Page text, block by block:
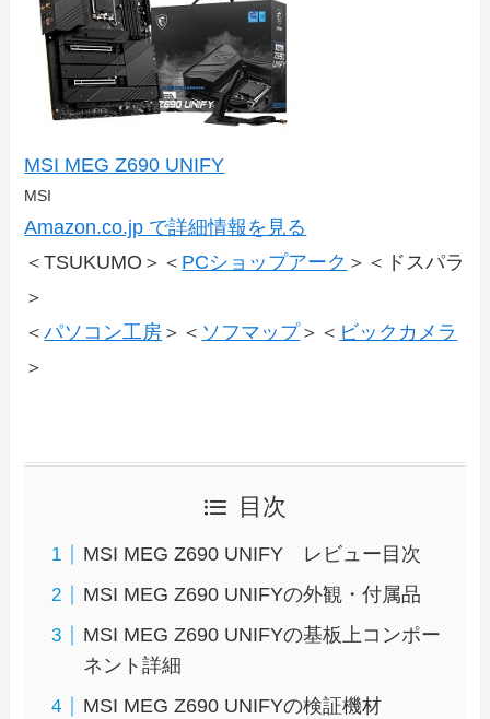
MSI MEG Z690 UNIFY
MSI
Amazon.co.jp で詳細情報を見る
＜TSUKUMO＞＜ PCショップアーク ＞＜ドスパラ
＞
＜パソコン工房 ＞＜ ソフマップ＞＜ ビックカメラ
＞
目次
MSI MEG Z690 UNIFY レビュー目次
MSI MEG Z690 UNIFYの外観・付属品
MSI MEG Z690 UNIFYの基板上コンポー
ネント詳細
MSI MEG Z690 UNIFYの検証機材